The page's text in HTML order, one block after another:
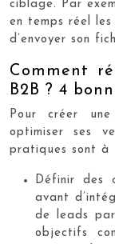
ciblage. Par
en temps réel
d’envoyer son
Comment
B2B ? 4
Pour créer
optimiser ses
pratiques sont à
Définir des
avant
de leads
objectifs